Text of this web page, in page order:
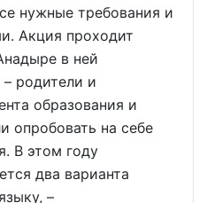
нужные требования и
Акция проходит
в ней
родители и
образования и
опробовать на себе
В этом году
два варианта
–